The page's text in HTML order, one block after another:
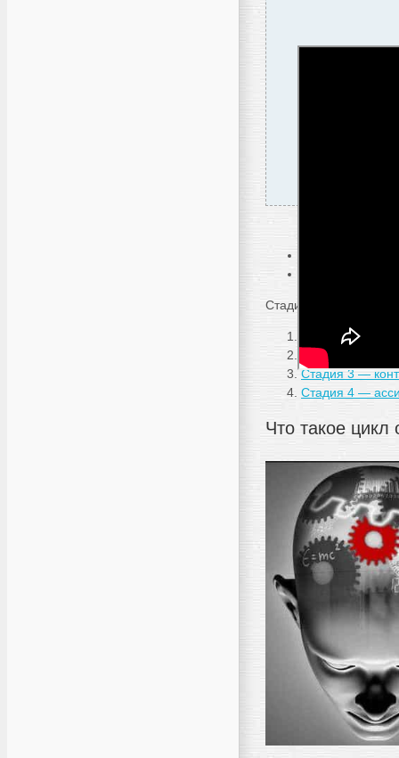
Стадии цикла опыта
Стадия 1 —
Стадия 2 —
Стадия 3 —
Стадия 4 —
Что такое цикл